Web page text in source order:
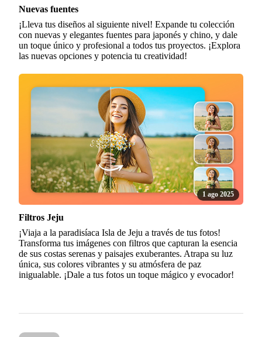
Nuevas fuentes
¡Lleva tus diseños al siguiente nivel! Expande tu colección
con nuevas y elegantes fuentes para japonés y chino, y dale
un toque único y profesional a todos tus proyectos. ¡Explora
las nuevas opciones y potencia tu creatividad!
1 ago 2025
Filtros Jeju
¡Viaja a la paradisíaca Isla de Jeju a través de tus fotos!
Transforma tus imágenes con filtros que capturan la esencia
de sus costas serenas y paisajes exuberantes. Atrapa su luz
única, sus colores vibrantes y su atmósfera de paz
inigualable. ¡Dale a tus fotos un toque mágico y evocador!